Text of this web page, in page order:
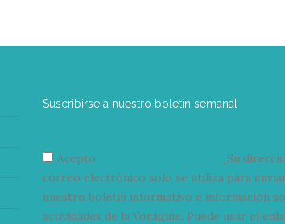
Suscribirse a nuestro boletín semanal
Acepto
Su
correo electrónico solo se utiliza para
nuestro boletín informativo e información
actividades de la Vorágine. Puede usar el